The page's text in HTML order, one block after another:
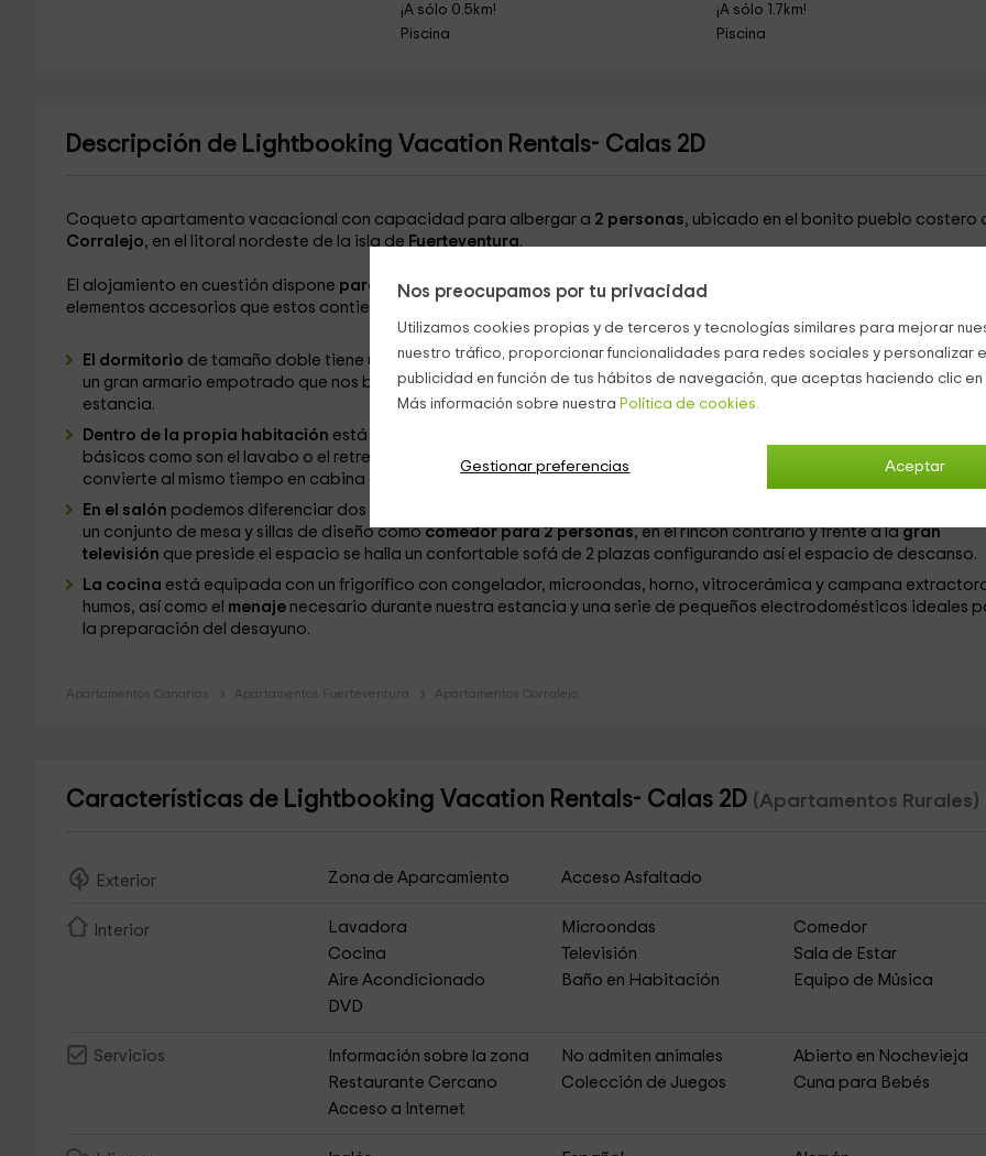
Nos preocupamos por tu privacidad
Utilizamos cookies propias y de terceros y tecnologías similares para mejorar
nuestro tráfico, proporcionar funcionalidades para redes sociales y personalizar
publicidad en función de tus hábitos de navegación, que aceptas haciendo clic
Más información sobre nuestra Política de cookies.
Aceptar
Gestionar preferencias
¡A sólo 0.5km!
Piscina
¡A sólo 1.7km!
Piscina
Descripción de Lightbooking Vacation Rentals- Calas 2D
Coqueto apartamento vacacional con capacidad para albergar a 2 personas, ubicado en el bonito pueblo costero
Corralejo, en el litoral nordeste de la isla de Fuerteventura.
El alojamiento en cuestión dispone para uso y disfrute de sus huéspedeslos siguientes espacios, así como todos los
elementos accesorios que estos contienen:
El dormitorio de tamaño doble tiene unacama de matrimonioflanqueada por mesillas de noche con sendas luces,
un gran armario empotrado que nos brinda la oportunidad de poner en orden nuestros enseres mientras dure nuestra
estancia.
Dentro de la propia habitación está el acceso a un
básicos como son el lavabo o el retrete, también tiene una
bañera
con una mampara de vidrio transparente que la
convierte al mismo tiempo en cabina de ducha.
En el salón podemos diferenciar dos zonas dedicadas a distintos menesteres, mientras que en un extremo
un conjunto de mesa y sillas de diseño comocomedor para 2 personas, en el rincón contrario y frente a lagran
televisión que preside el espacio se halla un confortable sofá de 2 plazas configurando así el espacio de descanso.
La cocina está equipada con un frigorífico con congelador, microondas, horno, vitrocerámica y campana
humos, así como el menaje necesario durante nuestra estancia y una serie de pequeños electrodomésticos ideales
la preparación del desayuno.
Apartamentos Canarias Apartamentos Fuerteventura Apartamentos Corralejo
Características de Lightbooking Vacation Rentals- Calas 2D (Apartamentos Rurales)
Exterior Zona de Aparcamiento Acceso Asfaltado
Interior Lavadora Microondas
Comedor
Cocina
Televisión
Sala de Estar
Aire Acondicionado
Baño en Habitación
Equipo de Música
DVD
Servicios Información sobre la zona No admiten animales
Abierto en Nochevieja
Restaurante Cercano
Colección de Juegos
Cuna para Bebés
Acceso a Internet